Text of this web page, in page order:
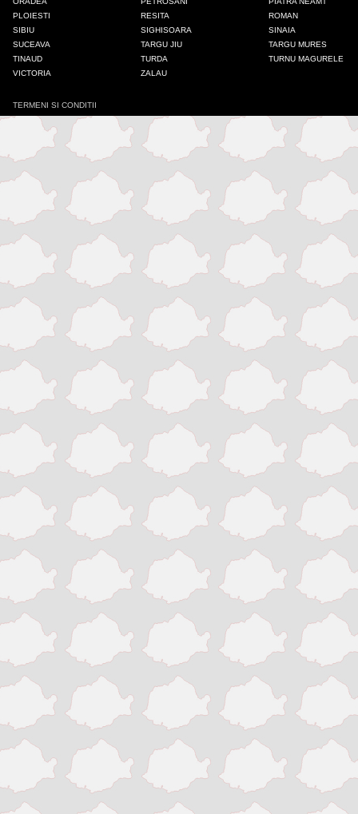
Odorheiu Secuiesc
Onesti
Oradea
Petrosani
Piatra Neamt
Pitesti
Ploiesti
Roman
Sibiu
Sighisoara
Sinaia
Slatina
Suceava
Targu Jiu
PLOIESTI
RESITA
ROMAN
SIBIU
SIGHISOARA
SINAIA
SUCEAVA
TARGU JIU
TARGU MURES
TINAUD
TURDA
TURNU MAGURELE
VICTORIA
ZALAU
TERMENI SI CONDITII